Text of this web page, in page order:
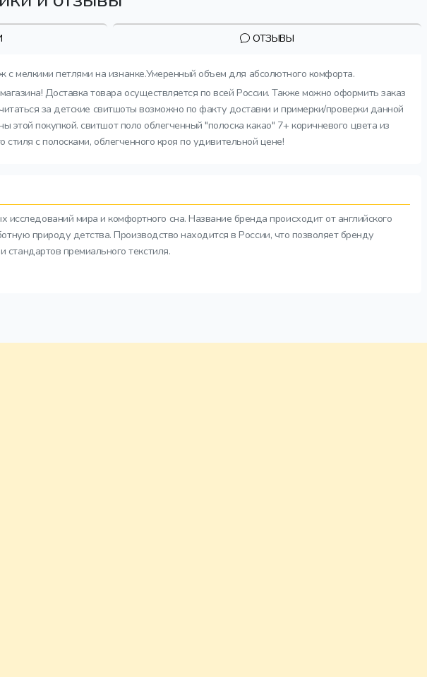
ОТЗЫВЫ
мелкими петлями на изнанке.Умеренный объем для абсолютного комфорта.
Доставка товара осуществляется по всей России. Также можно оформить заказ
за детские свитшоты возможно по факту доставки и примерки/проверки данной
покупкой. свитшот поло облегченный "полоска какао" 7+ коричневого цвета из
с полосками, облегченного кроя по удивительной цене!
мира и комфортного сна. Название бренда происходит от английского
природу детства. Производство находится в России, что позволяет бренду
стандартов премиального текстиля.